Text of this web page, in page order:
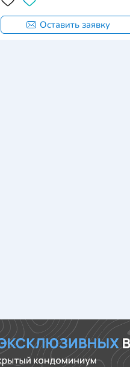
Оставить заявку